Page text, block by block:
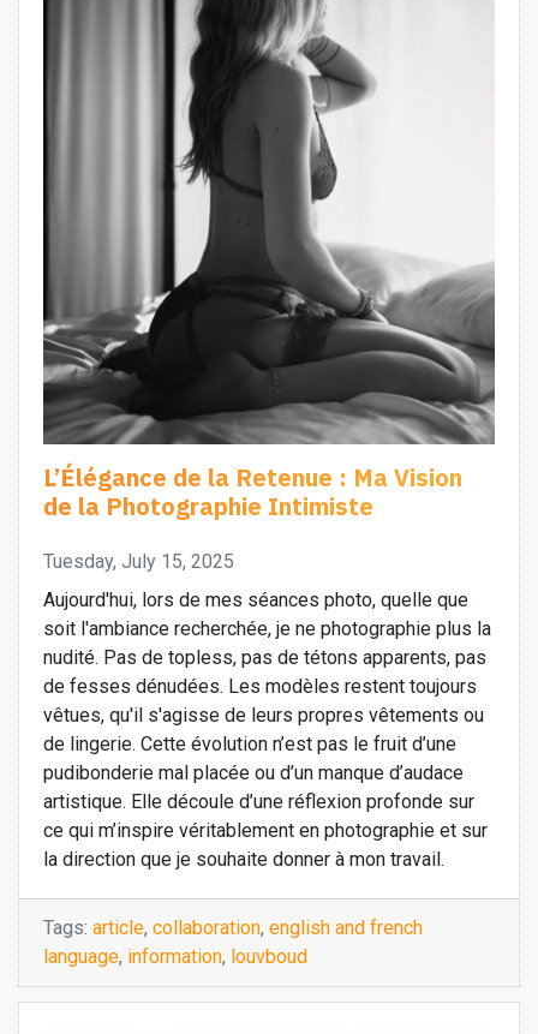
L’Élégance de la Retenue : Ma Vision
de la Photographie Intimiste
Tuesday, July 15, 2025
Aujourd'hui, lors de mes séances photo, quelle que
soit l'ambiance recherchée, je ne photographie plus la
nudité. Pas de topless, pas de tétons apparents, pas
de fesses dénudées. Les modèles restent toujours
vêtues, qu'il s'agisse de leurs propres vêtements ou
de lingerie. Cette évolution n’est pas le fruit d’une
pudibonderie mal placée ou d’un manque d’audace
artistique. Elle découle d’une réflexion profonde sur
ce qui m’inspire véritablement en photographie et sur
la direction que je souhaite donner à mon travail.
Tags: article, collaboration, english and french
language, information, louvboud